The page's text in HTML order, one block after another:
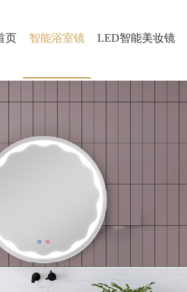
页 智能浴室镜 LED智能美妆镜